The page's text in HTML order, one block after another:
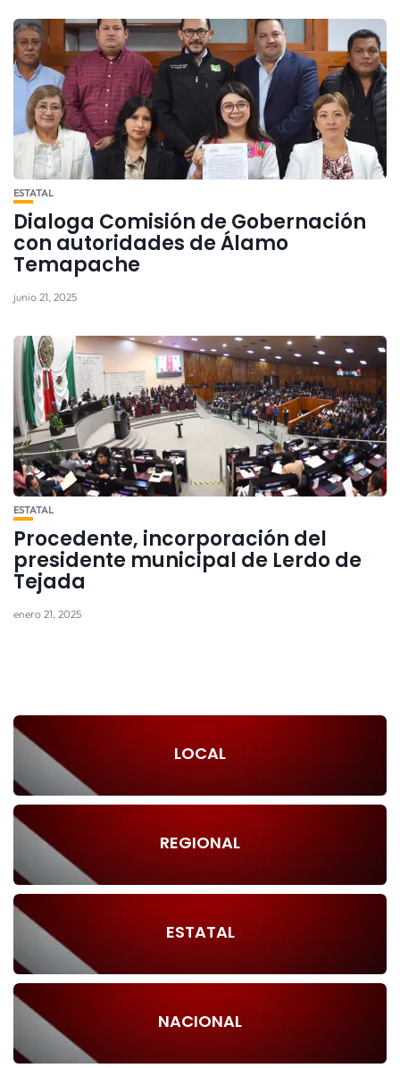
ESTATAL
Dialoga Comisión de Gobernación
con autoridades de Álamo
Temapache
junio 21, 2025
ESTATAL
Procedente, incorporación del
presidente municipal de Lerdo de
Tejada
enero 21, 2025
LOCAL
REGIONAL
ESTATAL
NACIONAL